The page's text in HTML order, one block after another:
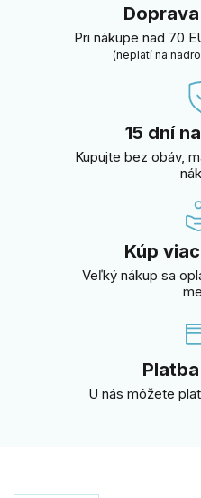
Pri nákupe nad 70
(neplatí na
15 dní
Kupujte bez obáv,
Kúp
Veľký nákup sa
U nás môžete